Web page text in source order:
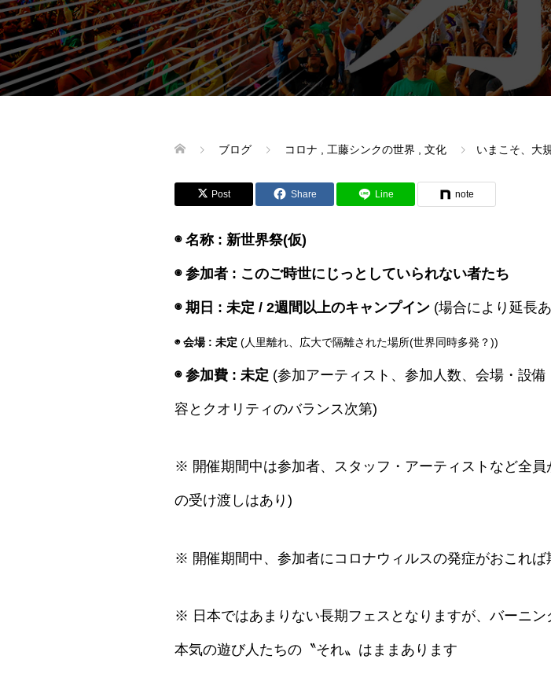
ブログ コロナ 工藤シンクの世界 文化 いまこそ、大
Post Share Line note
◉ 名称 : 新世界祭(仮)
◉ 参加者 : このご時世にじっとしていられない者たち
◉ 期日 : 未定 / 2週間以上のキャンプイン (場合により延長
◉ 会場 : 未定 (人里離れ、広大で隔離された場所(世界同時多発？))
◉ 参加費 : 未定 (参加アーティスト、参加人数、会場・設
容とクオリティのバランス次第)
※ 開催期間中は参加者、スタッフ・アーティストなど全
の受け渡しはあり)
※ 開催期間中、参加者にコロナウィルスの発症がおこれば
※ 日本ではあまりない長期フェスとなりますが、バーニ
本気の遊び人たちの〝それ〟はままあります